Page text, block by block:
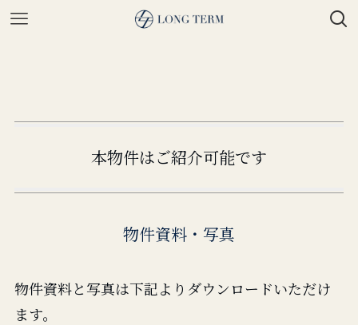
本物件はご紹介可能です
物件資料・写真
物件資料と写真は下記よりダウンロードいただけ
ます。